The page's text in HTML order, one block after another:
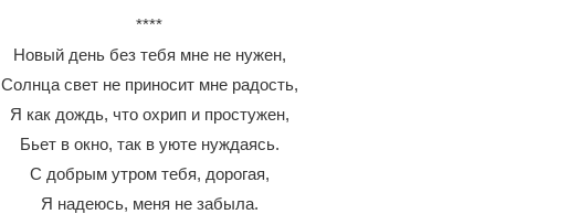
****
Новый день без тебя мне не нужен,
Солнца свет не приносит мне радость,
Я как дождь, что охрип и простужен,
Бьет в окно, так в уюте нуждаясь.
С добрым утром тебя, дорогая,
Я надеюсь, меня не забыла.